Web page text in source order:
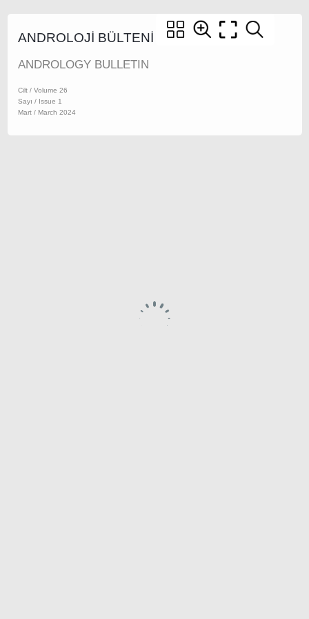
ANDROLOJİ BÜLTENİ
ANDROLOGY BULLETIN
Cilt / Volume 26
Sayı / Issue 1
Mart / March 2024